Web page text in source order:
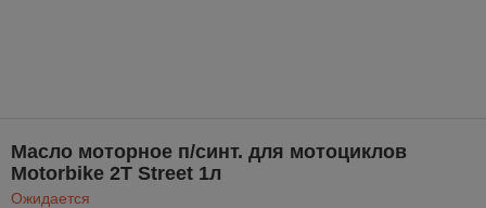
Масло моторное п/синт. для мотоциклов
Motorbike 2T Street 1л
Ожидается